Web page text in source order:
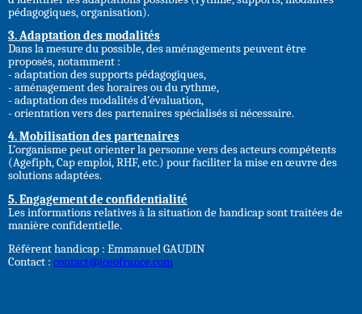
pédagogiques, organisation).
3. Adaptation des modalités
Dans la mesure du possible, des aménagements peuvent être
proposés, notamment :
- adaptation des supports pédagogiques,
- aménagement des horaires ou du rythme,
- adaptation des modalités d’évaluation,
- orientation vers des partenaires spécialisés si nécessaire.
4. Mobilisation des partenaires
L’organisme peut orienter la personne vers des acteurs compétents
(Agefiph, Cap emploi, RHF, etc.) pour faciliter la mise en œuvre des
solutions adaptées.
5. Engagement de confidentialité
Les informations relatives à la situation de handicap sont traitées de
manière confidentielle.
Référent handicap : Emmanuel GAUDIN
Contact : contact@iceofrance.com